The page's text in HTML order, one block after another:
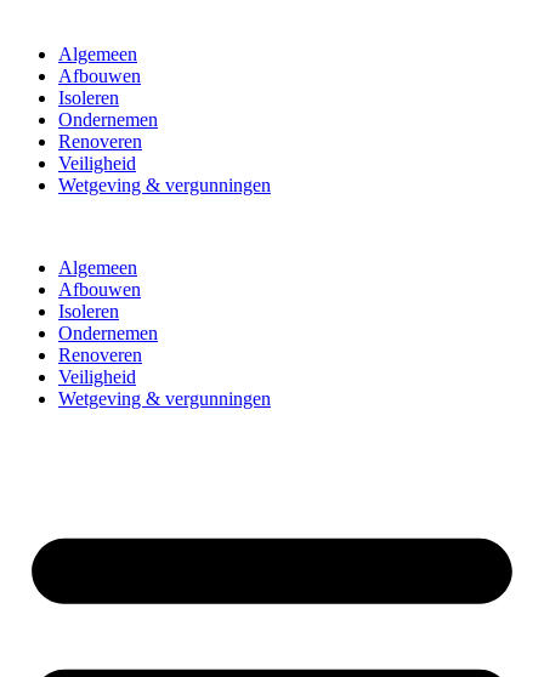
Algemeen
Afbouwen
Isoleren
Ondernemen
Renoveren
Veiligheid
Wetgeving & vergunningen
Algemeen
Afbouwen
Isoleren
Ondernemen
Renoveren
Veiligheid
Wetgeving & vergunningen